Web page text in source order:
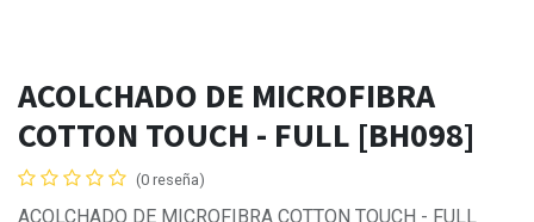
ACOLCHADO DE MICROFIBRA
COTTON TOUCH - FULL [BH098]
(0 reseña)
ACOLCHADO DE MICROFIBRA COTTON TOUCH - FULL